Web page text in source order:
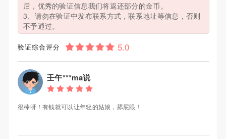
后，优秀的验证信息我们将返还部分的金币。
3、请勿在验证中发布联系方式，联系地址等信息，否则
不予通过。
验证综合评分
壬午***ma说
很棒呀！有钱就可以让年轻的姑娘，舔屁眼！